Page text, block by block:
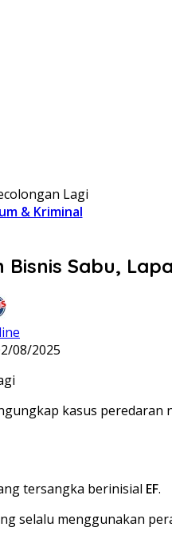
Lagi
& Kriminal
Sabu,
08/2025
kasus
tersangka berinisial EF.
selalu menggunakan